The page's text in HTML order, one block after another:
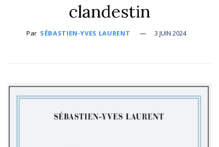
clandestin
Par SÉBASTIEN-YVES LAURENT 3 JUIN 2024